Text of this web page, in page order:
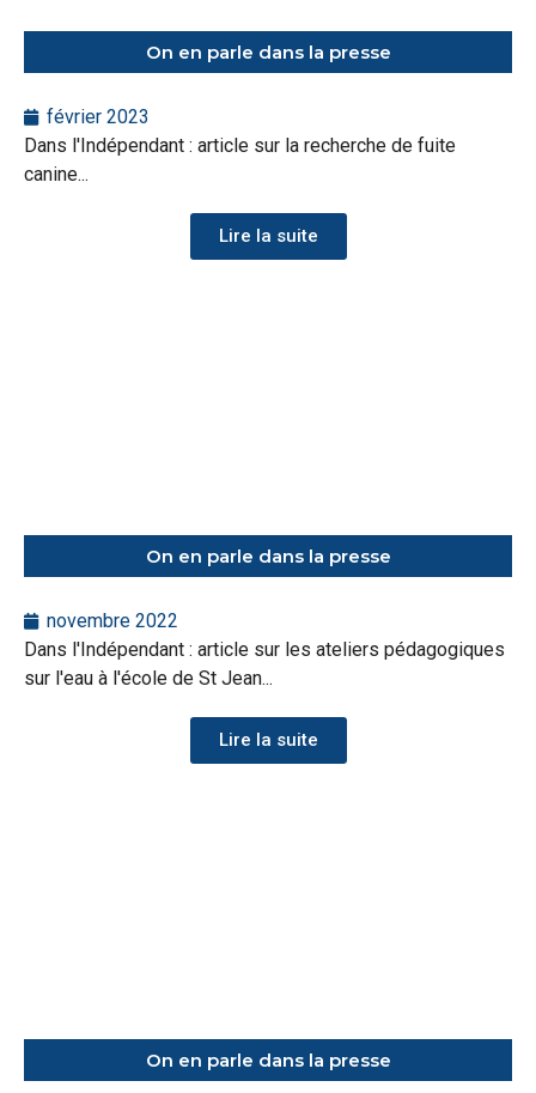
On en parle dans la presse
février 2023
Dans l'Indépendant : article sur la recherche de fuite
canine...
Lire la suite
On en parle dans la presse
novembre 2022
Dans l'Indépendant : article sur les ateliers pédagogiques
sur l'eau à l'école de St Jean...
Lire la suite
On en parle dans la presse